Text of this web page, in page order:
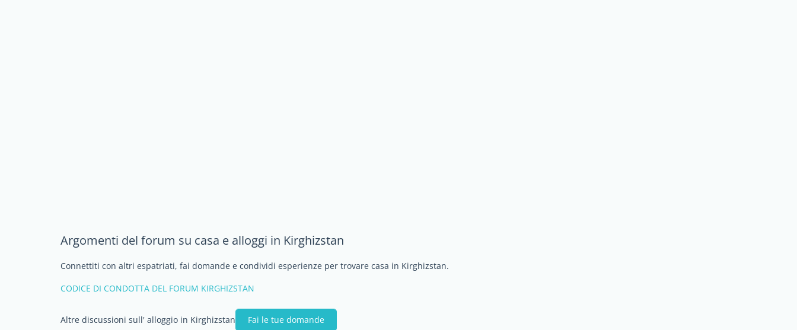
Argomenti del forum su casa e alloggi in Kirghizstan
Connettiti con altri espatriati, fai domande e condividi esperienze per trovare casa in Kirghizstan.
CODICE DI CONDOTTA DEL FORUM KIRGHIZSTAN
Altre discussioni sull' alloggio in Kirghizstan Fai le tue domande